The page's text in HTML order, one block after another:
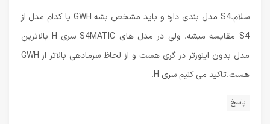
سلام.S4 مدل بندی داره و باید مشخص بشه GWH با کدام مدل از
S4 مقایسه میشه. ولی در مدل های S4MATIC سری H بالاترین
مدل بدون اینورتر در گری هست و از لحاظ سرمادهی بالاتر از GWH
هست.تاکید می کنیم سری H.
پاسخ